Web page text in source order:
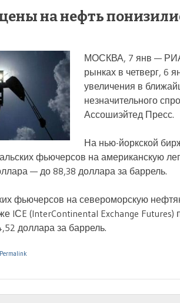
на нефть
МОСКВА, 7 янв —
рынках в четверг, 6
увеличения в
незначительного
Ассошиэйтед Пресс.
На нью-йоркской
фьючерсов на американскую
— до 88,38 доллара за баррель.
фьючерсов на североморскую
IСE (InterContinental Exchange
доллара за баррель.
Permalink